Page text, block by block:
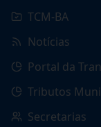
TCM-BA
Notícias
Portal da
Tributos
Secretarias